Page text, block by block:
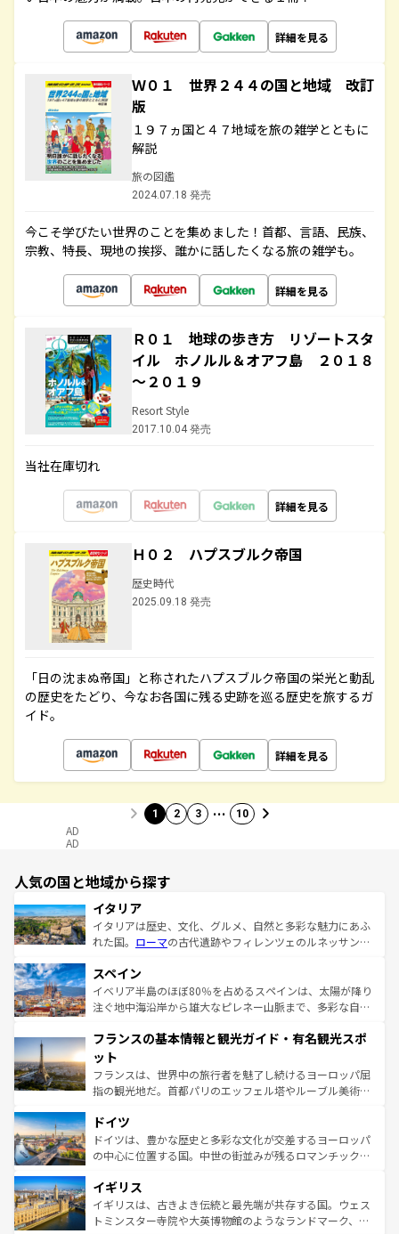
詳細を見る
Ｗ０１ 世界２４４の国と地域 改訂
版
１９７ヵ国と４７地域を旅の雑学とともに
解説
旅の図鑑
2024.07.18 発売
今こそ学びたい世界のことを集めました！首都、言語、民族、
宗教、特長、現地の挨拶、誰かに話したくなる旅の雑学も。
詳細を見る
Ｒ０１ 地球の歩き方 リゾートスタ
イル ホノルル＆オアフ島 ２０１８
～２０１９
Resort Style
2017.10.04 発売
当社在庫切れ
詳細を見る
Ｈ０２ ハプスブルク帝国
歴史時代
2025.09.18 発売
「日の沈まぬ帝国」と称されたハプスブルク帝国の栄光と動乱
の歴史をたどり、今なお各国に残る史跡を巡る歴史を旅するガ
イド。
詳細を見る
1 2 3 … 10
AD
AD
人気の国と地域から探す
イタリア
イタリアは歴史、文化、グルメ、自然と多彩な魅力にあふ
れた国。 ローマの古代遺跡やフィレンツェのルネッサンス
ろん、トスカーナの美しい田園風景やアマルフィ海岸の絶
景など、自然景観も見逃せない。観光の合間には、本場の
ピザやパスタなど、絶品のイタリア料理を堪能することも
ませてくれるイタリアで、忘れられない旅をしてみよう！
なお、新着のイタリア情報は
しい。
スペイン
イベリア半島のほぼ80％を占めるスペインは、太陽が降り
注ぐ地中海沿岸から雄大なピレネー山脈まで、多彩な自然
文化が根付くこの国では、情熱的なフラメンコ、熱気あふ
れる闘牛、そして美味しいタパスが生活の一部となってい
る。首都マドリードの洗練された雰囲気や、バルセロナの
アートに溢れた街角から、地方では古代ローマ遺跡や中世
せる。地方によって風土や気候が異なるスペインはその個
性で訪れる人を魅了する。 なお、新着のスペイン情報は コ
ンテンツ一覧を参照してほしい。
フランスの基本情報と観光ガイド・有名観光スポ
ット
フランスは、世界中の旅行者を魅了し続けるヨーロッパ屈
指の観光地だ。首都パリのエッフェル塔やルーブル美術館
で、幅広い魅力が詰まっている。華麗な宮殿、歴史的な大
聖堂、美しいビーチ、そして豊かな自然が、訪れる者を心
から魅了する。また、フランスは美食の国としても知ら
いる。シャンパンの発祥地であるランス、プロヴァンスの
香り高いラベンダー畑など、多彩な楽しみ方が可能だ。さ
らに、パリ以外の地域にも魅力が溢れており、どの街角に
ドイツ
ドイツは、豊かな歴史と多彩な文化が交差するヨーロッパ
の中心に位置する国。中世の街並みが残るロマンチック街
顔を持つこの国は、どこを歩いても飽きることがない。ベ
ルリンの文化的活気、バイエルン州のアルプスの絶景、そ
してライン川沿いのワイン畑といった風景は必見。ビール
イギリス
イギリスは、古きよき伝統と最先端が共存する国。ウェス
トミンスター寺院や大英博物館のようなランドマーク、歴